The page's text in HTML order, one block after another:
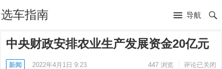
选车指南 导航
中央财政安排农业生产发展资金20亿元
新闻 2022年4月1日 9:23 447浏览 评论已关闭